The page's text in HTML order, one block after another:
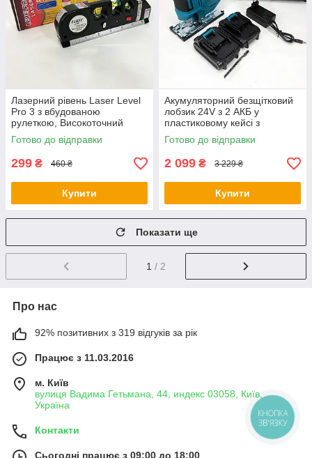
Лазерний рівень Laser Level
Pro 3 з вбудованою
рулеткою, Високоточний
лазерний рівень - оригінал
Готово до відправки
299 ₴ 460 ₴
Купити
Акумуляторний безщітковий
лобзик 24V з 2 АКБ у
пластиковому кейсі з
регулюванням швидкості та
кута нахилу - оригінал
Готово до відправки
2 099 ₴ 3 229 ₴
Купити
Показати ще
1 / 2
Про нас
92% позитивних з 319 відгуків за рік
Працює з 11.03.2016
м. Київ
вулиця Вадима Гетьмана, 44, индекс 03058, Київ,
Україна
Контакти
Сьогодні працює з 09:00 до 18:00
КНОПКА
ЗВ'ЯЗКУ